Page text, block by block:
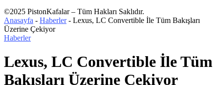
©2025 PistonKafalar – Tüm Hakları Saklıdır.
Anasayfa - Haberler- Lexus, LC Convertible İle Tüm Bakışları
Üzerine Çekiyor
Haberler
Lexus, LC Convertible İle Tüm
Bakışları Üzerine Çekiyor